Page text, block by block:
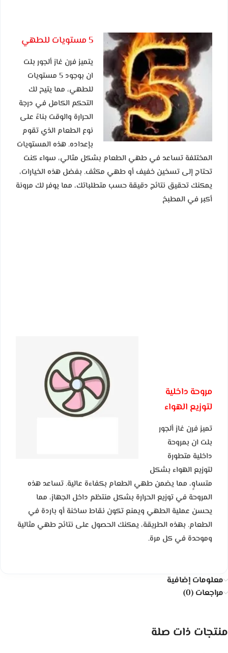
5 مستويات للطهي
يتميز فرن غاز ألجور بلت
ان بوجود 5 مستويات
للطهي، مما يتيح لك
التحكم الكامل في درجة
الحرارة والوقت بناءً على
نوع الطعام الذي تقوم
بإعداده. هذه المستويات
المختلفة تساعد في طهي الطعام بشكل مثالي، سواء كنت
تحتاج إلى تسخين خفيف أو طهي مكثف. بفضل هذه الخيارات،
يمكنك تحقيق نتائج دقيقة حسب متطلباتك، مما يوفر لك مرونة
أكبر في المطبخ
مروحة داخلية
لتوزيع الهواء
تميز فرن غاز ألجور
بلت ان بمروحة
داخلية متطورة
لتوزيع الهواء بشكل
متساوٍ، مما يضمن طهي الطعام بكفاءة عالية. تساعد هذه
المروحة في توزيع الحرارة بشكل منتظم داخل الجهاز، مما
يحسن عملية الطهي ويمنع تكون نقاط ساخنة أو باردة في
الطعام. بهذه الطريقة، يمكنك الحصول على نتائج طهي مثالية
وموحدة في كل مرة.
معلومات إضافية
مراجعات (0)
منتجات ذات صلة